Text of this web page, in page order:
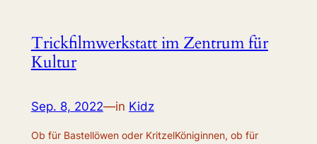
Trickfilmwerkstatt im Zentrum für
Kultur
Sep. 8, 2022—in Kidz
Ob für Bastellöwen oder KritzelKöniginnen, ob für